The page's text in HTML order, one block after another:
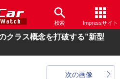
検索 Impressサイト
クラス概念を打破する”新型
次の画像